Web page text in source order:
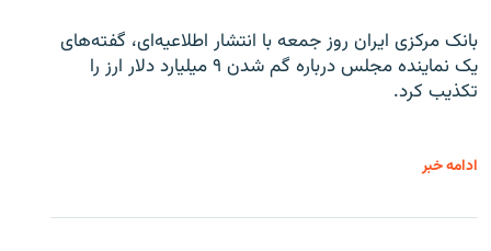
بانک مرکزی ایران روز جمعه با انتشار اطلاعیه‌ای، گفته‌های
یک نماینده مجلس درباره گم شدن ۹ میلیارد دلار ارز را
تکذیب کرد.
ادامه خبر